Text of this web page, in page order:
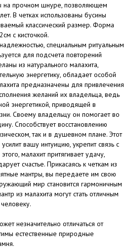
на прочном шнуре, позволяющем
В четках использованы бусины
классический размер. Форма
с кисточкой.
специальным ритуальным
для подсчета повторений
из натурального малахита,
энергетику, обладает особой
предназначены для привлечения
желаний их владельца, ведь
энергетикой, приводящей в
Своему владельцу он помогает во
Способствует восстановлению
так и в душевном плане. Этот
вашу интуицию, укрепит связь с
малахит притягивает удачу,
счастье. Прикасаясь к четкам из
мантры, вы передаете им свою
мир становится гармоничным
из малахита могут стать отличным
незначительно отличаться от
естественные природные